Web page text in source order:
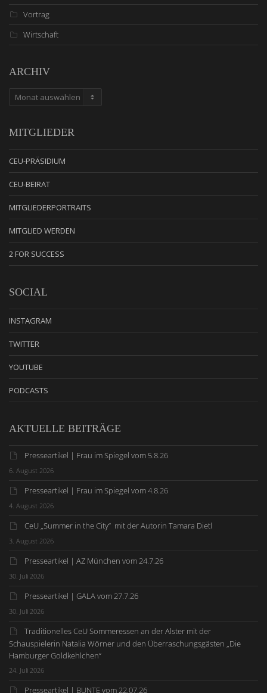
Vortrag
Wirtschaft
ARCHIV
ARCHIV
MITGLIEDER
CEU-PRÄSIDIUM
CEU-BEIRAT
MITGLIEDERPORTRAITS
MITGLIED WERDEN
2 FOR SUCCESS
SOCIAL
INSTAGRAM
TWITTER
YOUTUBE
PODCASTS
AKTUELLE BEITRÄGE
Presseartikel | Frau im Spiegel vom 5.8.26
6. August 2026
Presseartikel | Frau im Spiegel vom 4.8.26
4. August 2026
CeU „Summer in the City“ mit der Autorin Tamara Dietl
3. August 2026
Presseartikel | AZ München vom 24.7.26
30. Juli 2026
Presseartikel | GALA vom 27.7.26
30. Juli 2026
Traditionelles CeU Sommeressen an der Alster mit der
Schauspielerin Natalia Wörner und den Überraschungsgästen „Die
Hamburger Goldkehlchen“
24. Juli 2026
Presseartikel | BUNTE vom 22.07.26